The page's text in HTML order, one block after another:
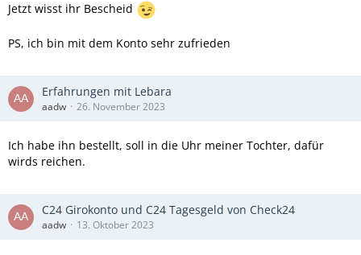
Jetzt wisst ihr Bescheid
PS, ich bin mit dem Konto sehr zufrieden
Erfahrungen mit Lebara
aadw 26. November 2023
Ich habe ihn bestellt, soll in die Uhr meiner Tochter, dafür
wirds reichen.
C24 Girokonto und C24 Tagesgeld von Check24
aadw 13. Oktober 2023